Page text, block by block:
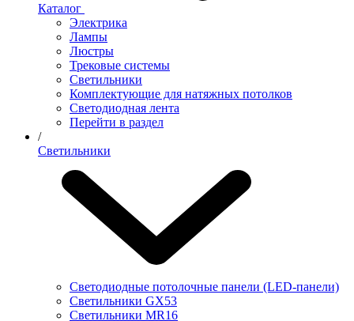
Каталог
Электрика
Лампы
Люстры
Трековые системы
Светильники
Комплектующие для натяжных потолков
Светодиодная лента
Перейти в раздел
/
Светильники
Светодиодные потолочные панели (LED-панели)
Светильники GX53
Светильники MR16